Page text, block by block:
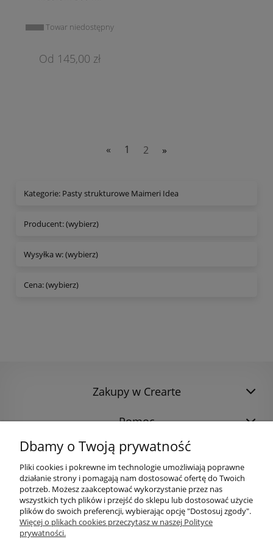
Towar niedostępny
145,00 zł
« 1 2 »
Kategorie: Pasty strukturowe Maimeri Idea
Producent: (wybierz)
Wysyłka w: (wybierz)
Cena: (wybierz)
Zakupy w Crearte
Pomoc
Dbamy o Twoją prywatność
Pliki cookies i pokrewne im technologie umożliwiają poprawne
działanie strony i pomagają nam dostosować ofertę do Twoich
potrzeb. Możesz zaakceptować wykorzystanie przez nas
wszystkich tych plików i przejść do sklepu lub dostosować użycie
plików do swoich preferencji, wybierając opcję "Dostosuj zgody".
Więcej o plikach cookies przeczytasz w naszej Polityce
prywatności.